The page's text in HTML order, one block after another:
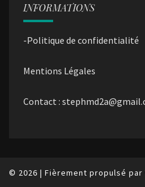
INFORMATIONS
-Politique de confidentialité
Mentions Légales
Contact :
© 2026 | Fièrement propulsé par